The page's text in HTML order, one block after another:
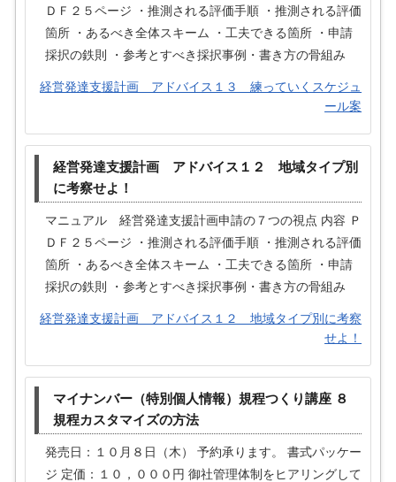
ＤＦ２５ページ ・推測される評価手順 ・推測される評価
箇所 ・あるべき全体スキーム ・工夫できる箇所 ・申請
採択の鉄則 ・参考とすべき採択事例・書き方の骨組み
経営発達支援計画 アドバイス１３ 練っていくスケジュ
ール案
経営発達支援計画 アドバイス１２ 地域タイプ別
に考察せよ！
マニュアル 経営発達支援計画申請の７つの視点 内容 Ｐ
ＤＦ２５ページ ・推測される評価手順 ・推測される評価
箇所 ・あるべき全体スキーム ・工夫できる箇所 ・申請
採択の鉄則 ・参考とすべき採択事例・書き方の骨組み
経営発達支援計画 アドバイス１２ 地域タイプ別に考察
せよ！
マイナンバー（特別個人情報）規程つくり講座 ８
規程カスタマイズの方法
発売日：１０月８日（木） 予約承ります。 書式パッケー
ジ 定価：１０，０００円 御社管理体制をヒアリングして